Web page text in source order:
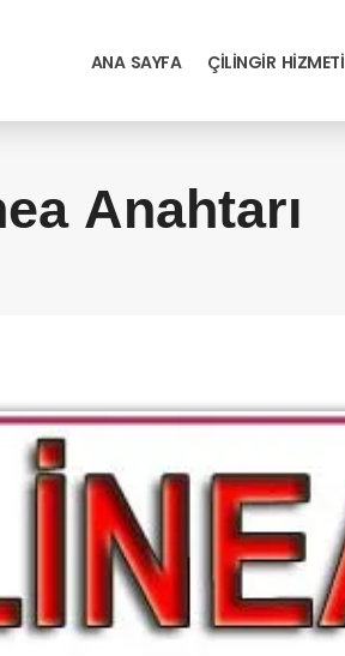
ANA SAYFA ÇILINGIR HIZMETI
Anahtarı